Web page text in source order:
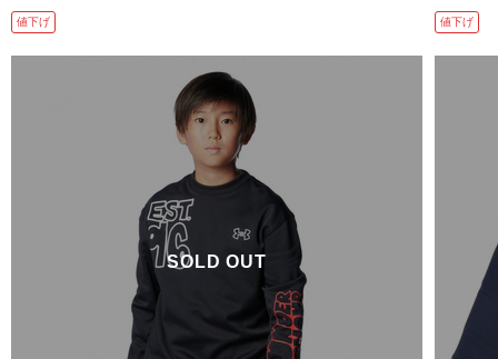
値下げ 値下げ
SOLD OUT